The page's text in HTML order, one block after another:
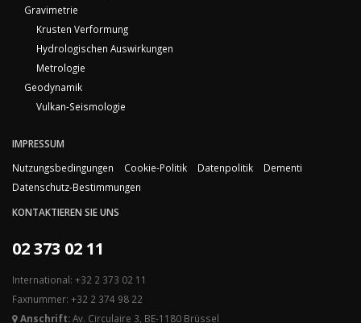
Gravimetrie
Krusten Verformung
Hydrologischen Auswirkungen
Metrologie
Geodynamik
Vulkan-Seismologie
IMPRESSUM
Nutzungsbedingungen
Cookie-Politik Datenpolitik
Dementi
Datenschutz-Bestimmungen
KONTAKTIEREN SIE UNS
02 373 02 11
International: +32 2 373 02 11
Faxnummer: +32 2 374 98 22
Anschrift:Av. Circulaire 3, BE-1180 Brüssel